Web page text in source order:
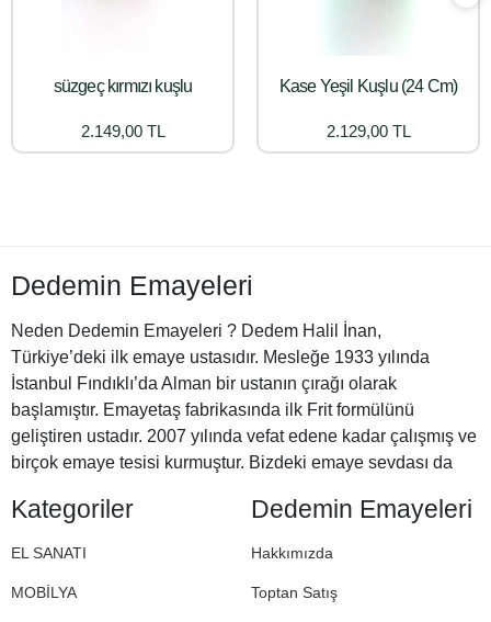
süzgeç kırmızı kuşlu
2.149,00 TL
Kase Yeşil Kuşlu (24 Cm)
2.129,00 TL
Dedemin Emayeleri
Neden Dedemin Emayeleri ? Dedem Halil İnan,
Türkiye’deki ilk emaye ustasıdır. Mesleğe 1933 yılında
İstanbul Fındıklı’da Alman bir ustanın çırağı olarak
başlamıştır. Emayetaş fabrikasında ilk Frit formülünü
geliştiren ustadır. 2007 yılında vefat edene kadar çalışmış ve
birçok emaye tesisi kurmuştur. Bizdeki emaye sevdası da
Emayeleri
Kategoriler
EL SANATI
MOBİLYA
Dedemin Emayeleri
Hakkımızda
Toptan Satış